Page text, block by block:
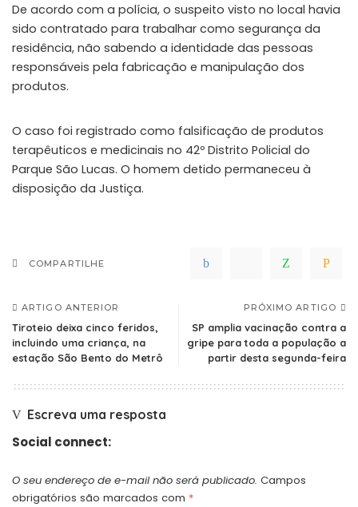
De acordo com a polícia, o suspeito visto no local havia
sido contratado para trabalhar como segurança da
residência, não sabendo a identidade das pessoas
responsáveis pela fabricação e manipulação dos
produtos.
O caso foi registrado como falsificação de produtos
terapêuticos e medicinais no 42º Distrito Policial do
Parque São Lucas. O homem detido permaneceu à
disposição da Justiça.
COMPARTILHE
ARTIGO ANTERIOR
Tiroteio deixa cinco feridos,
incluindo uma criança, na
estação São Bento do Metrô
PRÓXIMO ARTIGO
SP amplia vacinação contra a
gripe para toda a população a
partir desta segunda-feira
Escreva uma resposta
Social connect:
O seu endereço de e-mail não será publicado. Campos
obrigatórios são marcados com *